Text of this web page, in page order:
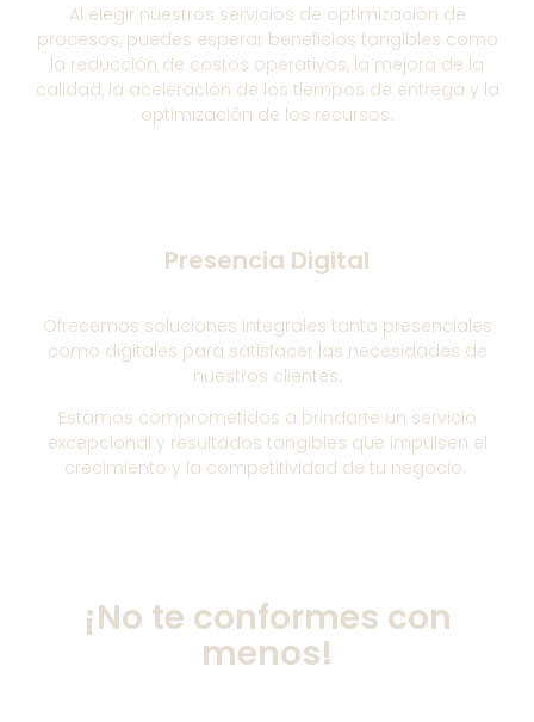
Al elegir nuestros servicios de optimización de
procesos, puedes esperar beneficios tangibles como
la reducción de costos operativos, la mejora de la
calidad, la aceleración de los tiempos de entrega y la
optimización de los recursos.
Presencia Digital
Ofrecemos soluciones integrales tanto presenciales
como digitales para satisfacer las necesidades de
nuestros clientes.
Estamos comprometidos a brindarte un servicio
excepcional y resultados tangibles que impulsen el
crecimiento y la competitividad de tu negocio.
¡No te conformes con
menos!